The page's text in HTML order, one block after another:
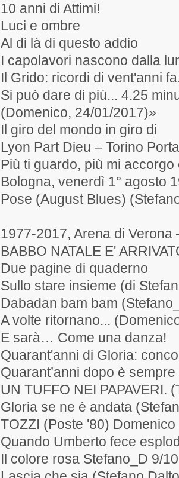
10 anni di Attimi!
Luci e ombre
Al di là di questo addio
I capolavori nascono dalla
Il Grido: ricordi di vent'anni
Si può dare di più... 4.25
(Domenico, 24/01/2017)»
Il giro del mondo in giro di
Lyon Part Dieu – Torino
Più ti guardo, più mi accorgo
Bologna, venerdì 1° agosto
Pose (August Blues)
1977-2017, Arena di
BABBO NATALE E'
Due pagine di quaderno
Sullo stare insieme (di
Dabadan bam bam
A volte ritornano...
E sarà… Come una danza!
Quarant'anni di Gloria:
Quarant’anni dopo è
UN TUFFO NEI PAPAVERI.
Gloria se ne è andata
TOZZI (Poste '80)
Quando Umberto fece
Il colore rosa Stefano_D 9/